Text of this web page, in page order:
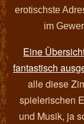
erotischste
im
Eine
fantastisch
alle diese
spielerischen
und Musik, ja